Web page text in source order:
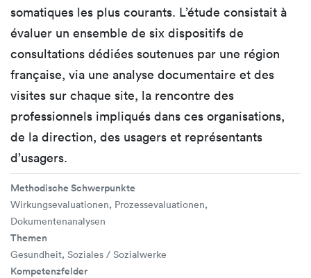
somatiques les plus courants. L’étude consistait à
évaluer un ensemble de six dispositifs de
consultations dédiées soutenues par une région
française, via une analyse documentaire et des
visites sur chaque site, la rencontre des
professionnels impliqués dans ces organisations,
de la direction, des usagers et représentants
d’usagers.
Methodische Schwerpunkte
Wirkungsevaluationen, Prozessevaluationen,
Dokumentenanalysen
Themen
Gesundheit, Soziales / Sozialwerke
Kompetenzfelder